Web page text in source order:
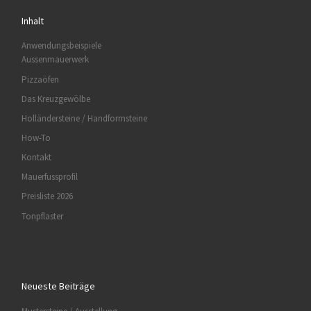
Inhalt
Anwendungsbeispiele
Aussenmauerwerk
Pizzaöfen
Das Kreuzgewölbe
Holländersteine / Handformsteine
How-To
Kontakt
Mauerfussprofil
Preisliste 2026
Tonpflaster
Neueste Beiträge